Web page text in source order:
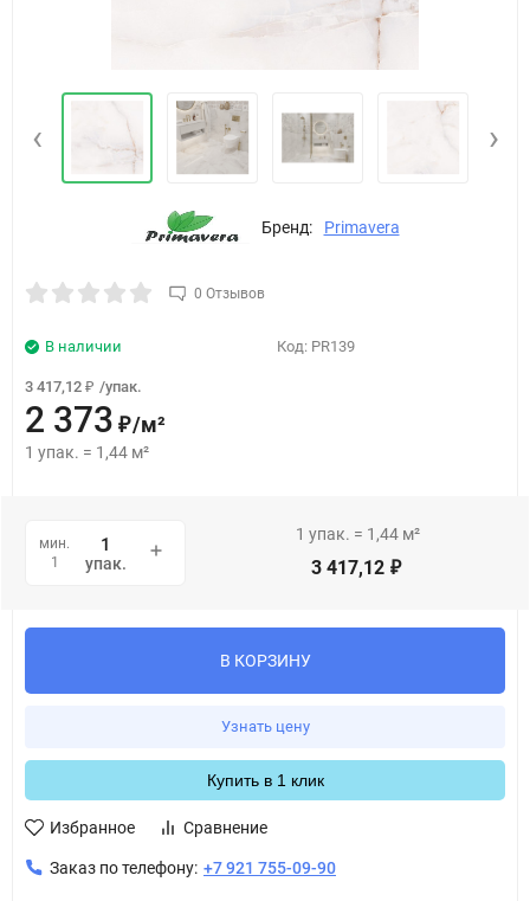
‹ ›
Бренд: Primavera
0 Отзывов
Код: PR139
В наличии
3 417,12 ₽ /упак.
2 373 ₽/м²
1 упак. = 1,44 м²
мин.
1
упак.
1 упак. = 1,44 м²
3 417,12 ₽
В КОРЗИНУ
Узнать цену
Купить в 1 клик
Избранное Сравнение
Заказ по телефону: +7 921 755-09-90